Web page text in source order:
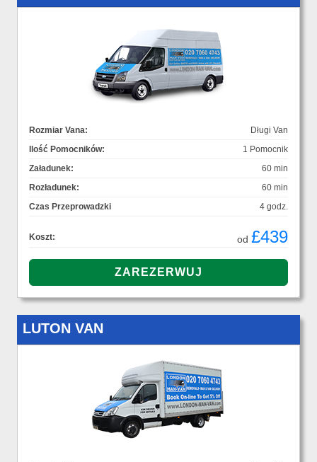
Rozmiar Vana:
Długi Van
Ilość Pomocników:
1 Pomocnik
Załadunek:
60 min
Rozładunek:
60 min
Czas Przeprowadzki
4 godz.
Koszt: od £439
LUTON VAN